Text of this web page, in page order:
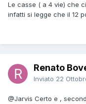
Le casse ( a 4 vie) che
infatti si legge che il 12
Renato
Inviato 22
@Jarvis Certo e ,